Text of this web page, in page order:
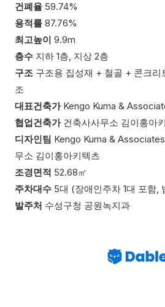
건폐율 59.74%
용적률 87.76%
최고높이 9.9m
층수 지하 1층, 지상 2층
구조 구조용 집성재 + 철골 + 콘크리
조
대표건축가Kengo Kuma &
협업건축가건축사사무소 김이홍아
디자인팀 Kengo Kuma &
무소 김이홍아키텍츠
조경면적 52.68㎡
주차대수 5대 (장애인주차 1대 포함,
발주처 수성구청 공원녹지과